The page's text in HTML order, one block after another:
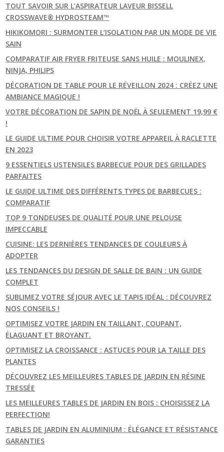
TOUT SAVOIR SUR L’ASPIRATEUR LAVEUR BISSELL
CROSSWAVE® HYDROSTEAM™
HIKIKOMORI : SURMONTER L’ISOLATION PAR UN MODE DE VIE
SAIN
COMPARATIF AIR FRYER FRITEUSE SANS HUILE : MOULINEX,
NINJA, PHILIPS
DÉCORATION DE TABLE POUR LE RÉVEILLON 2024 : CRÉEZ UNE
AMBIANCE MAGIQUE !
VOTRE DÉCORATION DE SAPIN DE NOËL À SEULEMENT 19,99 €
!
LE GUIDE ULTIME POUR CHOISIR VOTRE APPAREIL À RACLETTE
EN 2023
9 ESSENTIELS USTENSILES BARBECUE POUR DES GRILLADES
PARFAITES
LE GUIDE ULTIME DES DIFFÉRENTS TYPES DE BARBECUES :
COMPARATIF
TOP 9 TONDEUSES DE QUALITÉ POUR UNE PELOUSE
IMPECCABLE
CUISINE: LES DERNIÈRES TENDANCES DE COULEURS À
ADOPTER
LES TENDANCES DU DESIGN DE SALLE DE BAIN : UN GUIDE
COMPLET
SUBLIMEZ VOTRE SÉJOUR AVEC LE TAPIS IDÉAL : DÉCOUVREZ
NOS CONSEILS !
OPTIMISEZ VOTRE JARDIN EN TAILLANT, COUPANT,
ÉLAGUANT ET BROYANT.
OPTIMISEZ LA CROISSANCE : ASTUCES POUR LA TAILLE DES
PLANTES
DÉCOUVREZ LES MEILLEURES TABLES DE JARDIN EN RÉSINE
TRESSÉE
LES MEILLEURES TABLES DE JARDIN EN BOIS : CHOISISSEZ LA
PERFECTION!
TABLES DE JARDIN EN ALUMINIUM : ÉLÉGANCE ET RÉSISTANCE
GARANTIES